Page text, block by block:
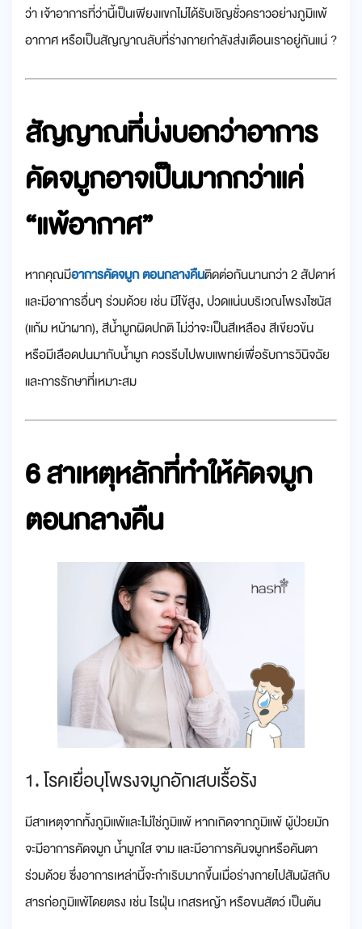
ว่า เจ้าอาการที่ว่านี้เป็นเพียงแขกไม่ได้รับเชิญชั่วคราวอย่างภูมิแพ้
อากาศ หรือเป็นสัญญาณลับที่ร่างกายกำลังส่งเตือนเราอยู่กันแน่ ?
สัญญาณที่บ่งบอกว่าอาการ
คัดจมูกอาจเป็นมากกว่าแค่
“แพ้อากาศ”
หากคุณมีอาการคัดจมูก ตอนกลางคืนติดต่อกันนานกว่า 2 สัปดาห์
และมีอาการอื่นๆ ร่วมด้วย เช่น มีไข้สูง, ปวดแน่นบริเวณโพรงไซนัส
(แก้ม หน้าผาก), สีน้ำมูกผิดปกติ ไม่ว่าจะเป็นสีเหลือง สีเขียวข้น
หรือมีเลือดปนมากับน้ำมูก ควรรีบไปพบแพทย์เพื่อรับการวินิจฉัย
และการรักษาที่เหมาะสม
6 สาเหตุหลักที่ทำให้คัดจมูก
ตอนกลางคืน
1. โรคเยื่อบุโพรงจมูกอักเสบเรื้อรัง
มีสาเหตุจากทั้งภูมิแพ้และไม่ใช่ภูมิแพ้ หากเกิดจากภูมิแพ้ ผู้ป่วยมัก
จะมีอาการคัดจมูก น้ำมูกใส จาม และมีอาการคันจมูกหรือคันตา
ร่วมด้วย ซึ่งอาการเหล่านี้จะกำเริบมากขึ้นเมื่อร่างกายไปสัมผัสกับ
สารก่อภูมิแพ้โดยตรง เช่น ไรฝุ่น เกสรหญ้า หรือขนสัตว์ เป็นต้น